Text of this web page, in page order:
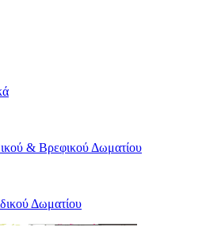
& Βρεφικού Δωματίου
Δωματίου